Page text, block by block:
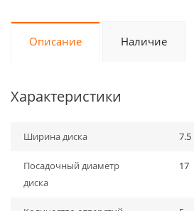
Описание Наличие
Характеристики
Ширина диска 7.5
Посадочный диаметр
диска
17